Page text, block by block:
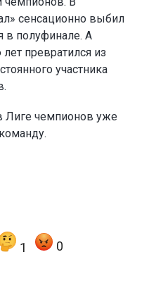
сенсационно выбил
в полуфинале. А
превратился из
участника
Лиге чемпионов уже
1 0